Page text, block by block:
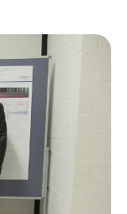
5. bis 7.
mehr als
die